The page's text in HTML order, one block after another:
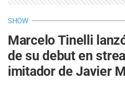
SHOW
Marcelo Tinelli
de su debut en
imitador de Javier